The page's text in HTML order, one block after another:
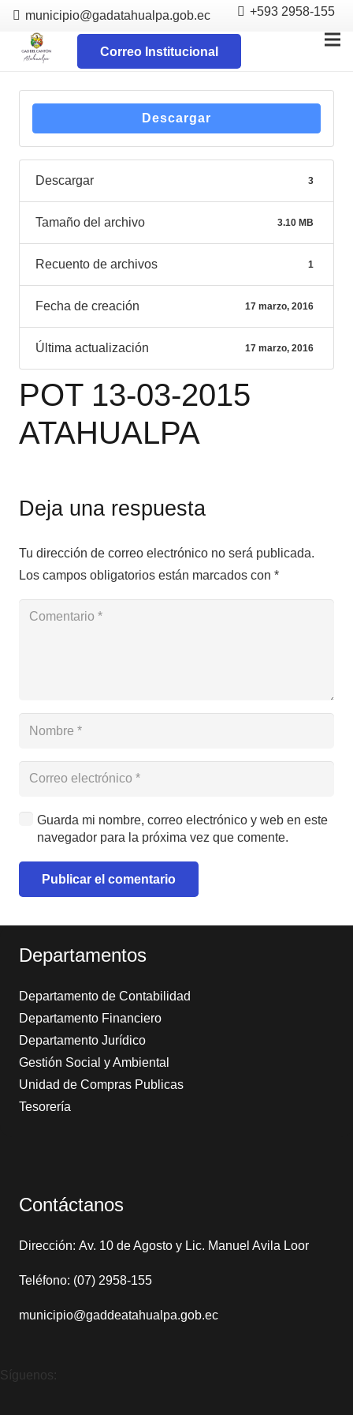
municipio@gadatahualpa.gob.ec +593 2958-155
Correo Institucional
Descargar
Descargar 3
Tamaño del archivo 3.10 MB
Recuento de archivos 1
Fecha de creación 17 marzo, 2016
Última actualización 17 marzo, 2016
POT 13-03-2015
ATAHUALPA
Deja una respuesta
Tu dirección de correo electrónico no será publicada.
Los campos obligatorios están marcados con *
Guarda mi nombre, correo electrónico y web en este
navegador para la próxima vez que comente.
Publicar el comentario
Departamentos
Departamento de Contabilidad
Departamento Financiero
Departamento Jurídico
Gestión Social y Ambiental
Unidad de Compras Publicas
Tesorería
Contáctanos
Dirección: Av. 10 de Agosto y Lic. Manuel Avila Loor
Teléfono: (07) 2958-155
municipio@gaddeatahualpa.gob.ec
Síguenos: